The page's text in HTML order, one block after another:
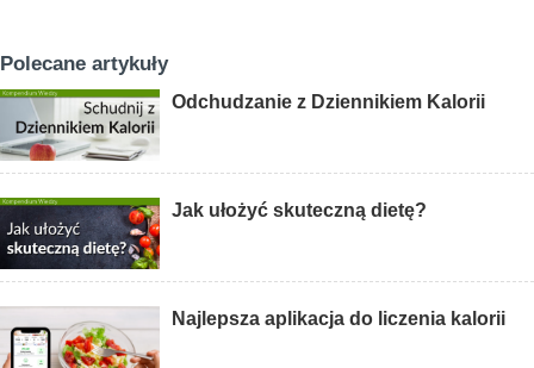
Polecane artykuły
Odchudzanie z Dziennikiem Kalorii
Jak ułożyć skuteczną dietę?
Najlepsza aplikacja do liczenia kalorii